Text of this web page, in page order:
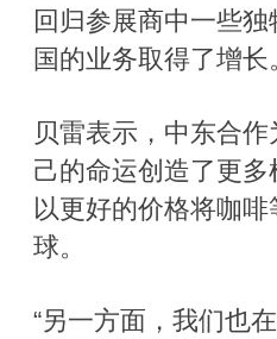
回归参展商中一些
国的业务取得了增长
贝雷表示，中东合
己的命运创造了更
以更好的价格将咖
球。
“另一方面，我们也